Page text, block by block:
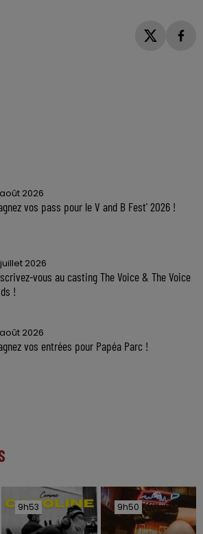
2026
vos pass pour le V and B Fest' 2026 !
juillet 2026
vous au casting The Voice & The Voice
!
2026
vos entrées pour Papéa Parc !
9h53
9h53 9h50
9h50